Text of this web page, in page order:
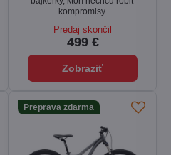
kompromisy.
Predaj skončil
499 €
Zobraziť
Preprava zdarma